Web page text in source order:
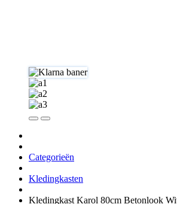
Categorieën
Kledingkasten
Kledingkast Karol 80cm Betonlook